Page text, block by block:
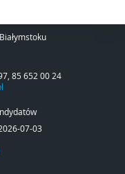
85 652 00 24
07-03